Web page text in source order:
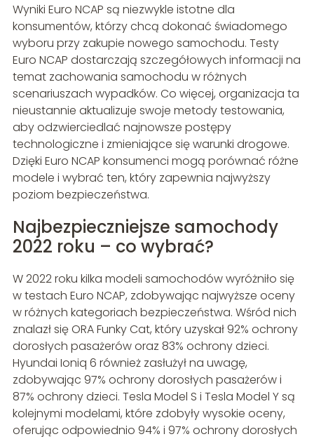
Wyniki Euro NCAP są niezwykle istotne dla
konsumentów, którzy chcą dokonać świadomego
wyboru przy zakupie nowego samochodu. Testy
Euro NCAP dostarczają szczegółowych informacji na
temat zachowania samochodu w różnych
scenariuszach wypadków. Co więcej, organizacja ta
nieustannie aktualizuje swoje metody testowania,
aby odzwierciedlać najnowsze postępy
technologiczne i zmieniające się warunki drogowe.
Dzięki Euro NCAP konsumenci mogą porównać różne
modele i wybrać ten, który zapewnia najwyższy
poziom bezpieczeństwa.
Najbezpieczniejsze samochody
2022 roku – co wybrać?
W 2022 roku kilka modeli samochodów wyróżniło się
w testach Euro NCAP, zdobywając najwyższe oceny
w różnych kategoriach bezpieczeństwa. Wśród nich
znalazł się ORA Funky Cat, który uzyskał 92% ochrony
dorosłych pasażerów oraz 83% ochrony dzieci.
Hyundai Ioniq 6 również zasłużył na uwagę,
zdobywając 97% ochrony dorosłych pasażerów i
87% ochrony dzieci. Tesla Model S i Tesla Model Y są
kolejnymi modelami, które zdobyły wysokie oceny,
oferując odpowiednio 94% i 97% ochrony dorosłych